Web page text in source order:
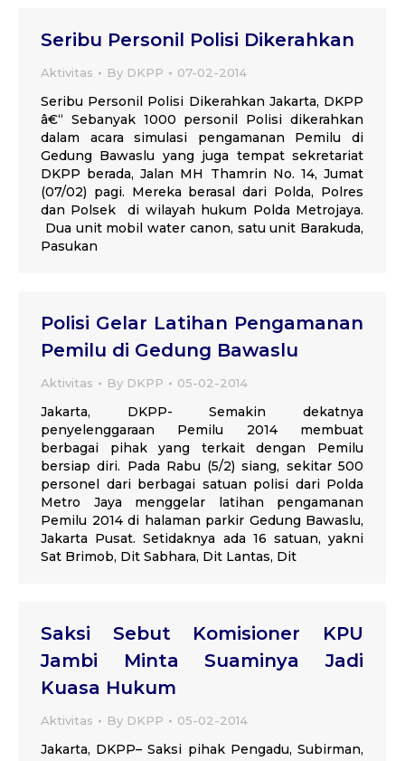
Seribu Personil Polisi Dikerahkan
Aktivitas By DKPP 07-02-2014
Seribu Personil Polisi Dikerahkan Jakarta, DKPP
â€“ Sebanyak 1000 personil Polisi dikerahkan
dalam acara simulasi pengamanan Pemilu di
Gedung Bawaslu yang juga tempat sekretariat
DKPP berada, Jalan MH Thamrin No. 14, Jumat
(07/02) pagi. Mereka berasal dari Polda, Polres
dan Polsek di wilayah hukum Polda Metrojaya.
Dua unit mobil water canon, satu unit Barakuda,
Pasukan
Polisi Gelar Latihan Pengamanan
Pemilu di Gedung Bawaslu
Aktivitas By DKPP 05-02-2014
Jakarta, DKPP- Semakin dekatnya
penyelenggaraan Pemilu 2014 membuat
berbagai pihak yang terkait dengan Pemilu
bersiap diri. Pada Rabu (5/2) siang, sekitar 500
personel dari berbagai satuan polisi dari Polda
Metro Jaya menggelar latihan pengamanan
Pemilu 2014 di halaman parkir Gedung Bawaslu,
Jakarta Pusat. Setidaknya ada 16 satuan, yakni
Sat Brimob, Dit Sabhara, Dit Lantas, Dit
Saksi Sebut Komisioner KPU
Jambi Minta Suaminya Jadi
Kuasa Hukum
Aktivitas By DKPP 05-02-2014
Jakarta, DKPP– Saksi pihak Pengadu, Subirman,